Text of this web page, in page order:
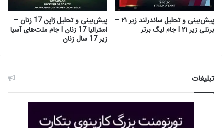
پیش‌بینی و تحلیل ساندرلند زیر ۲۱ –
برنلی زیر ۲۱ | جام لیگ برتر
پیش‌بینی و تحلیل ژاپن 17 زنان –
استرالیا 17 زنان | جام ملت‌های آسیا
زیر 17 سال زنان
تبلیغات